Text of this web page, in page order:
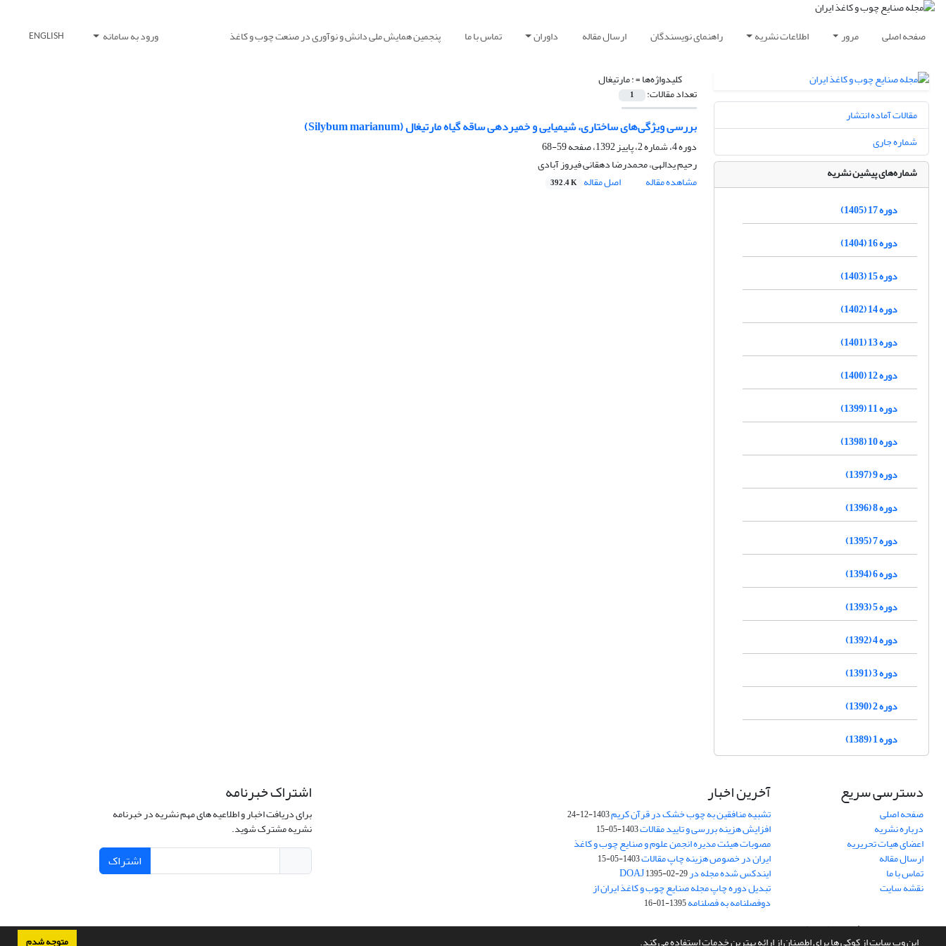
متوجه شدم
صفحه اصلی مرور اطلاعات نشریه راهنمای نویسندگان ارسال مقاله داوران تماس با ما پنجمین همایش ملی دانش و نوآوری در صنعت چوب و کاغذ ورود به سامانه ENGLISH
کلیدواژه‌ها =: مارتیغال
تعداد مقالات: 1
بررسی ویژگی‌های ساختاری، شیمیایی و خمیردهی ساقه گیاه مارتیغال (Silybum marianum)
دوره 4، شماره 2، پاییز 1392، صفحه
59-68
رحیم یدالهی، محمدرضا دهقانی فیروز آبادی
مشاهده مقاله
اصل مقاله 392.4 K
مقالات آماده انتشار
شماره جاری
شماره‌های پیشین نشریه
دوره 17 (1405)
دوره 16 (1404)
دوره 15 (1403)
دوره 14 (1402)
دوره 13 (1401)
دوره 12 (1400)
دوره 11 (1399)
دوره 10 (1398)
دوره 9 (1397)
دوره 8 (1396)
دوره 7 (1395)
دوره 6 (1394)
دوره 5 (1393)
دوره 4 (1392)
دوره 3 (1391)
دوره 2 (1390)
دوره 1 (1389)
دسترسی سریع
صفحه اصلی
درباره نشریه
اعضای هیات تحریریه
ارسال مقاله
تماس با ما
نقشه سایت
آخرین اخبار
تشبیه منافقین به چوب خشک در قرآن کریم1403-12-24
افزایش هزینه بررسی و تایید مقالات1403-05-15
مصوبات هیئت مدیره انجمن علوم و صنایع چوب و کاغذ
ایران در خصوص هزینه چاپ مقالات1403-05-15
ایندکس شده مجله در DOAJ1395-02-29
تبدیل دوره چاپ مجله صنایع چوب و کاغذ ایران از
دوفصلنامه به فصلنامه1395-01-16
اشتراک خبرنامه
برای دریافت اخبار و اطلاعیه های مهم نشریه در خبرنامه
نشریه مشترک شوید.
اشتراک
سامانه مدیریت نشریات علمی.طراحی و پیاده سازی ازسیناوب